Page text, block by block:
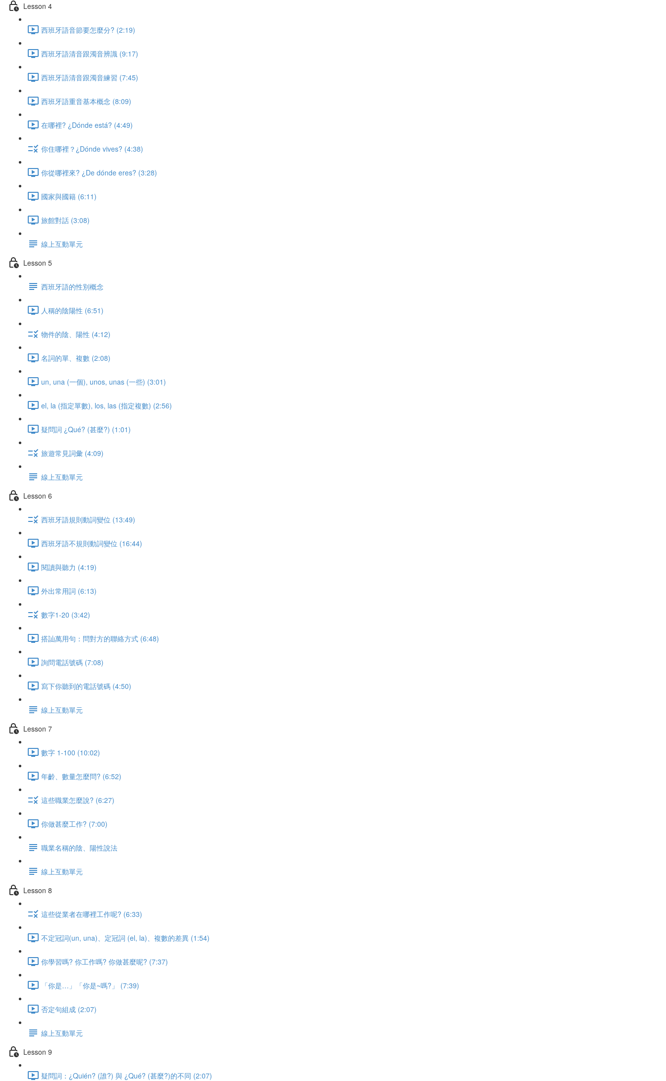
Lesson 4
西班牙語音節要怎麼分? (2:19)
西班牙語清音跟濁音辨識 (9:17)
西班牙語清音跟濁音練習 (7:45)
西班牙語重音基本概念 (8:09)
在哪裡? ¿Dónde está? (4:49)
你住哪裡？¿Dónde vives? (4:38)
你從哪裡來? ¿De dónde eres? (3:28)
國家與國籍 (6:11)
旅館對話 (3:08)
線上互動單元
Lesson 5
西班牙語的性別概念
人稱的陰陽性 (6:51)
物件的陰、陽性 (4:12)
名詞的單、複數 (2:08)
un, una (一個), unos, unas (一些) (3:01)
el, la (指定單數), los, las (指定複數) (2:56)
疑問詞 ¿Qué? (甚麼?) (1:01)
旅遊常見詞彙 (4:09)
線上互動單元
Lesson 6
西班牙語規則動詞變位 (13:49)
西班牙語不規則動詞變位 (16:44)
閱讀與聽力 (4:19)
外出常用詞 (6:13)
數字1-20 (3:42)
搭訕萬用句：問對方的聯絡方式 (6:48)
詢問電話號碼 (7:08)
寫下你聽到的電話號碼 (4:50)
線上互動單元
Lesson 7
數字 1-100 (10:02)
年齡、數量怎麼問? (6:52)
這些職業怎麼說? (6:27)
你做甚麼工作? (7:00)
職業名稱的陰、陽性說法
線上互動單元
Lesson 8
這些從業者在哪裡工作呢? (6:33)
不定冠詞(un, una)、定冠詞 (el, la)、複數的差異 (1:54)
你學習嗎? 你工作嗎? 你做甚麼呢? (7:37)
「你是…」「你是~嗎?」 (7:39)
否定句組成 (2:07)
線上互動單元
Lesson 9
疑問詞：¿Quién? (誰?) 與 ¿Qué? (甚麼?)的不同 (2:07)